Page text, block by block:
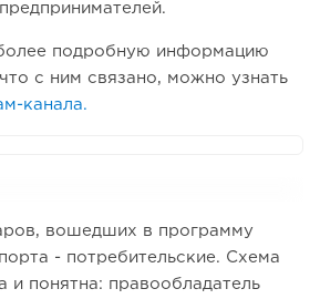
подробную информацию
с ним связано, можно узнать
канала.
вошедших в программу
- потребительские. Схема
и понятна: правообладатель